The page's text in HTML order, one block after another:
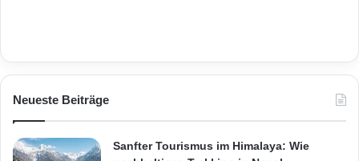
Neueste Beiträge
Sanfter Tourismus im Himalaya: Wie